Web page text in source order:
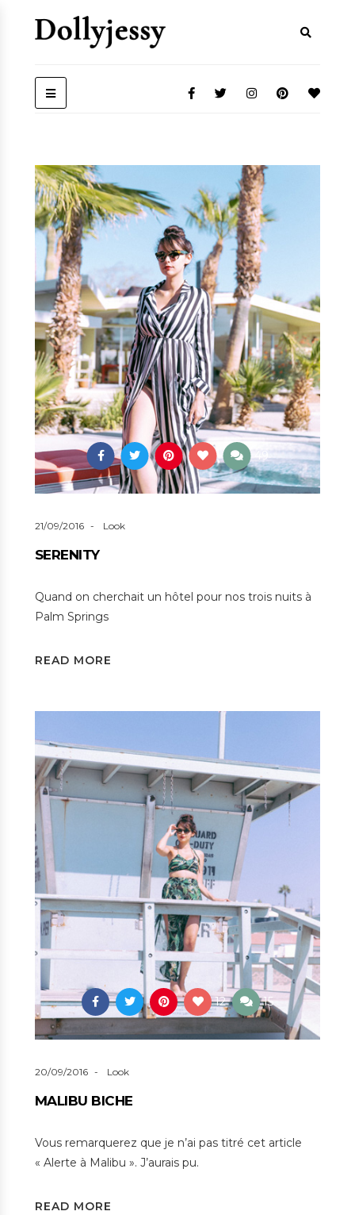
49
21/09/2016 Look
SERENITY
Quand on cherchait un hôtel pour nos trois nuits à
Palm Springs
READ MORE
12 15
20/09/2016 Look
MALIBU BICHE
Vous remarquerez que je n’ai pas titré cet article
« Alerte à Malibu ». J’aurais pu.
READ MORE